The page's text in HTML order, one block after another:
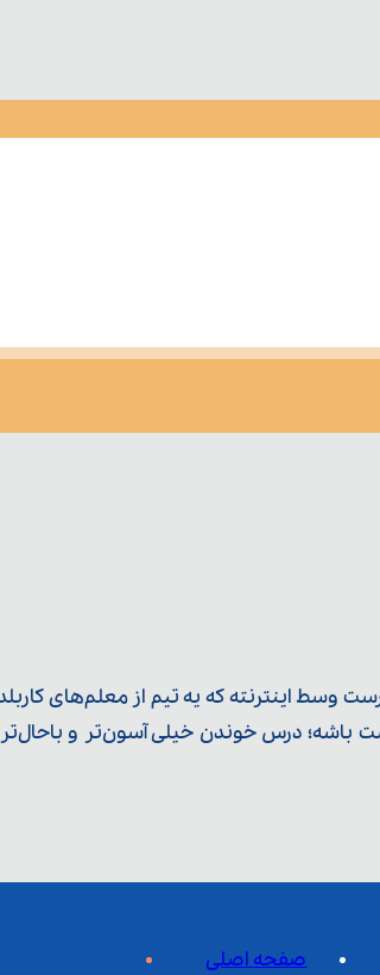
وسط اینترنته که یه تیم از معلم‌‌های
باشه؛ درس خوندن خیلی آسون‌تر و
صفحه اصلی